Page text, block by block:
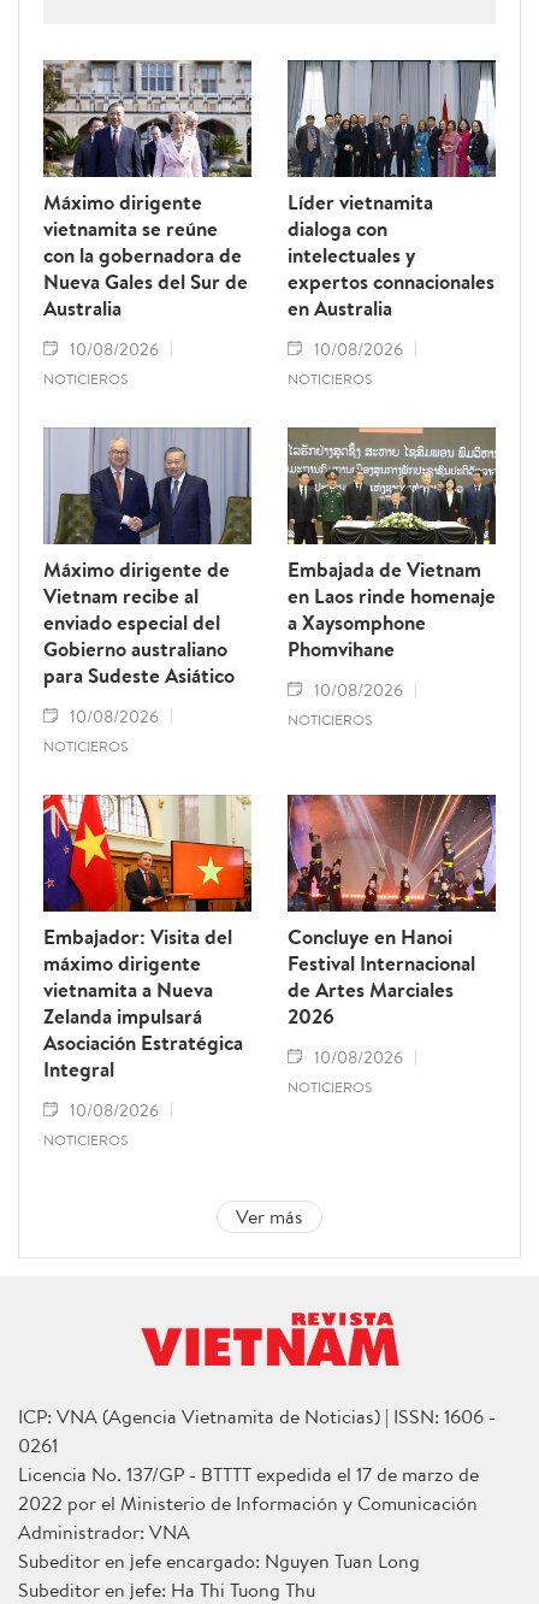
Máximo dirigente
vietnamita se reúne
con la gobernadora de
Nueva Gales del Sur de
Australia
10/08/2026
NOTICIEROS
Líder vietnamita
dialoga con
intelectuales y
expertos connacionales
en Australia
10/08/2026
NOTICIEROS
Máximo dirigente de
Vietnam recibe al
enviado especial del
Gobierno australiano
para Sudeste Asiático
10/08/2026
NOTICIEROS
Embajada de Vietnam
en Laos rinde homenaje
a Xaysomphone
Phomvihane
10/08/2026
NOTICIEROS
Embajador: Visita del
máximo dirigente
vietnamita a Nueva
Zelanda impulsará
Asociación Estratégica
Integral
10/08/2026
NOTICIEROS
Concluye en Hanoi
Festival Internacional
de Artes Marciales
2026
10/08/2026
NOTICIEROS
Ver más
ICP: VNA (Agencia Vietnamita de Noticias) | ISSN: 1606 -
0261
Licencia No. 137/GP - BTTTT expedida el 17 de marzo de
2022 por el Ministerio de Información y Comunicación
Administrador: VNA
Subeditor en jefe encargado: Nguyen Tuan Long
Subeditor en jefe: Ha Thi Tuong Thu